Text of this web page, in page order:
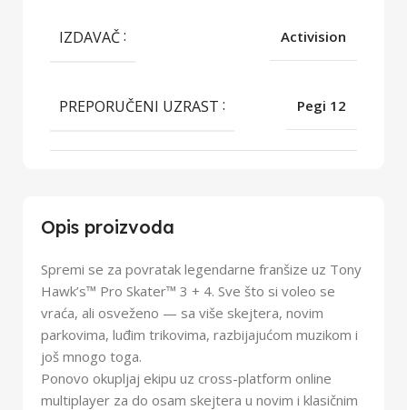
Opis proizvoda
Spremi se za povratak legendarne franšize uz Tony
Hawk’s™ Pro Skater™ 3 + 4. Sve što si voleo se
vraća, ali osveženo — sa više skejtera, novim
parkovima, luđim trikovima, razbijajućom muzikom i
još mnogo toga.
Ponovo okupljaj ekipu uz cross-platform online
multiplayer za do osam skejtera u novim i klasičnim
IZDAVAČ Activision
PREPORUČENI UZRAST Pegi 12